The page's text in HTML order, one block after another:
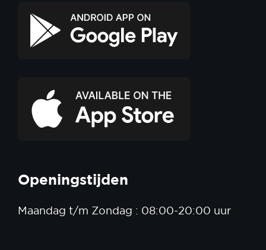
Openingstijden
Maandag t/m Zondag : 08:00-20:00 uur